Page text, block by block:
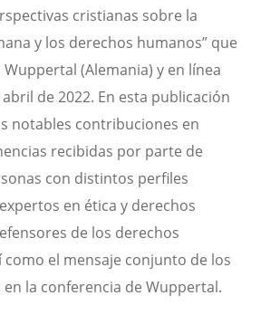
cristianas sobre la
y los derechos humanos” que
(Alemania) y en línea
de 2022. En esta publicación
notables contribuciones en
recibidas por parte de
con distintos perfiles
en ética y derechos
de los derechos
como el mensaje conjunto de los
la conferencia de Wuppertal.